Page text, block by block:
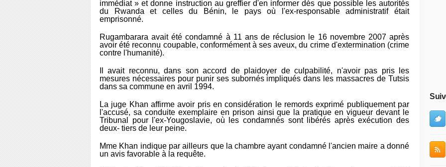
immédiat » et donne instruction au greffier d'en informer dès que possible les autorités
du Rwanda et celles du Bénin, le pays où l'ex-responsable administratif était
emprisonné.
Rugambarara avait été condamné à 11 ans de réclusion le 16 novembre 2007 après
avoir été reconnu coupable, conformément à ses aveux, du crime d'extermination (crime
contre l'humanité).
Il avait reconnu, dans son accord de plaidoyer de culpabilité, n'avoir pas pris les
mesures nécessaires pour punir ses subornés impliqués dans les massacres de Tutsis
dans sa commune en avril 1994.
La juge Khan affirme avoir pris en considération le remords exprimé publiquement par
l'accusé, sa conduite exemplaire en prison ainsi que la pratique en vigueur devant le
Tribunal pour l'ex-Yougoslavie, où les condamnés sont libérés après exécution des
deux- tiers de leur peine.
Mme Khan indique par ailleurs que la chambre ayant condamné l'ancien maire a donné
un avis favorable à la requête.